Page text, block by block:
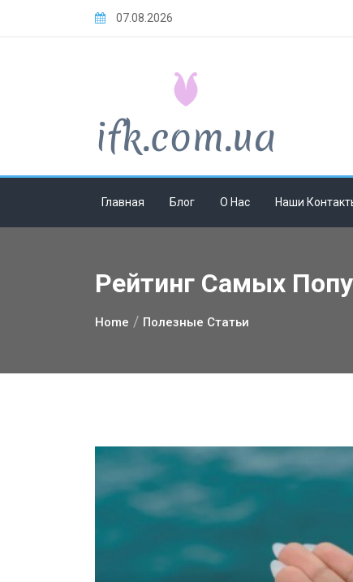
07.08.2026
Главная Блог О Нас Наши
Рейтинг Самых
Home Полезные Статьи